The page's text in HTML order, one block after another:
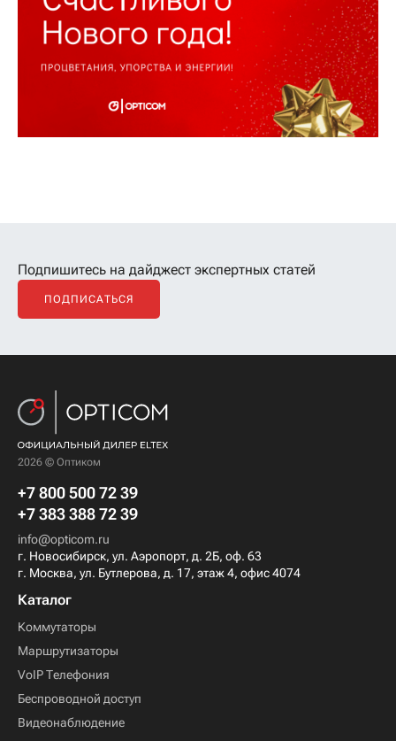
Подпишитесь на дайджест экспертных статей
ПОДПИСАТЬСЯ
2026 © Оптиком
+7 800 500 72 39
+7 383 388 72 39
info@opticom.ru
г. Новосибирск, ул. Аэропорт, д. 2Б, оф. 63
г. Москва, ул. Бутлерова, д. 17, этаж 4, офис 4074
Каталог
Коммутаторы
Маршрутизаторы
VoIP Телефония
Беспроводной доступ
Видеонаблюдение